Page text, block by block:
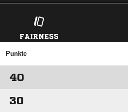
FAIRNESS
Punkte
40
30